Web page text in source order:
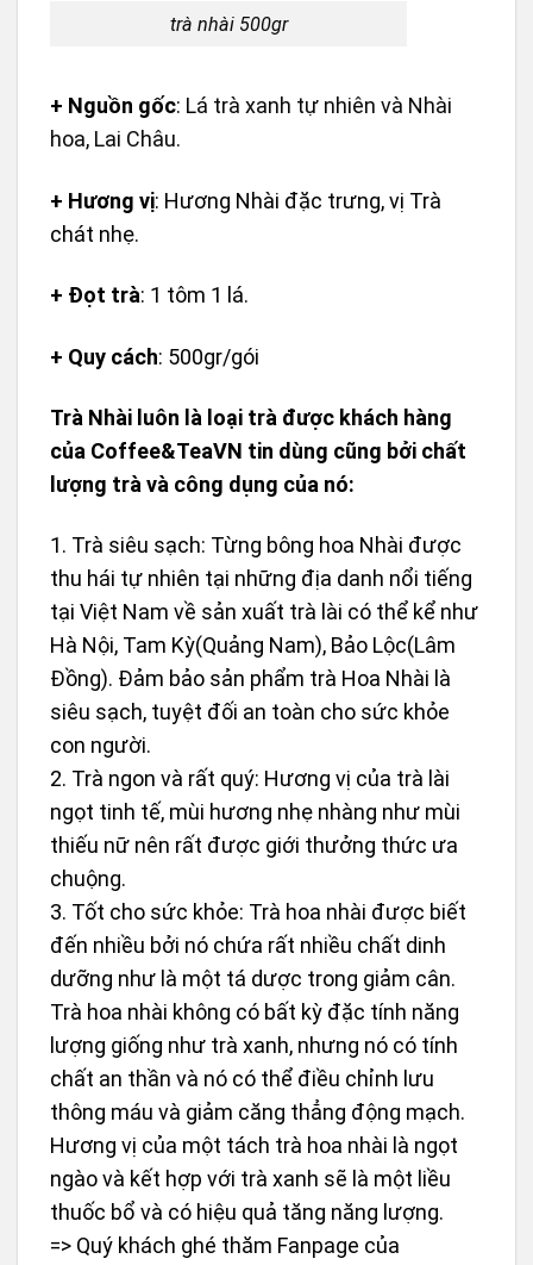
trà nhài 500gr
+ Nguồn gốc: Lá trà xanh tự nhiên và Nhài
hoa, Lai Châu.
+ Hương vị: Hương Nhài đặc trưng, vị Trà
chát nhẹ.
+ Đọt trà: 1 tôm 1 lá.
+ Quy cách: 500gr/gói
Trà Nhài luôn là loại trà được khách hàng
của Coffee&TeaVN tin dùng cũng bởi chất
lượng trà và công dụng của nó:
1. Trà siêu sạch: Từng bông hoa Nhài được
thu hái tự nhiên tại những địa danh nổi tiếng
tại Việt Nam về sản xuất trà lài có thể kể như
Hà Nội, Tam Kỳ(Quảng Nam), Bảo Lộc(Lâm
Đồng). Đảm bảo sản phẩm trà Hoa Nhài là
siêu sạch, tuyệt đối an toàn cho sức khỏe
con người.
2. Trà ngon và rất quý: Hương vị của trà lài
ngọt tinh tế, mùi hương nhẹ nhàng như mùi
thiếu nữ nên rất được giới thưởng thức ưa
chuộng.
3. Tốt cho sức khỏe: Trà hoa nhài được biết
đến nhiều bởi nó chứa rất nhiều chất dinh
dưỡng như là một tá dược trong giảm cân.
Trà hoa nhài không có bất kỳ đặc tính năng
lượng giống như trà xanh, nhưng nó có tính
chất an thần và nó có thể điều chỉnh lưu
thông máu và giảm căng thẳng động mạch.
Hương vị của một tách trà hoa nhài là ngọt
ngào và kết hợp với trà xanh sẽ là một liều
thuốc bổ và có hiệu quả tăng năng lượng.
=> Quý khách ghé thăm Fanpage của